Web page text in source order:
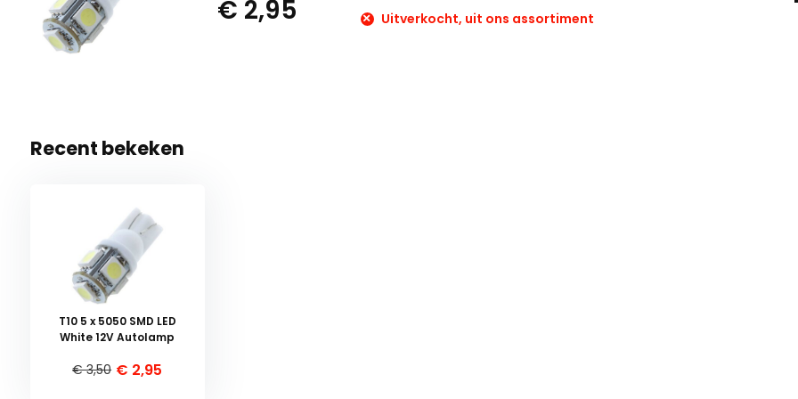
€ 2,95 Uitverkocht, uit ons assortiment
Recent bekeken
T10 5 x 5050 SMD LED
White 12V Autolamp
€ 3,50 € 2,95